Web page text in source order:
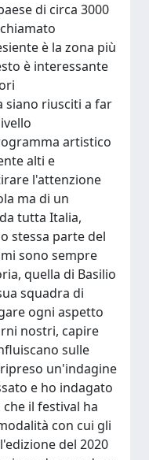
di circa 3000
è la zona più
è interessante
siano riusciti a far
artistico
alti e
l'attenzione
ma di un
tutta Italia,
stessa parte del
sono sempre
quella di Basilio
squadra di
ogni aspetto
nostri, capire
sulle
un'indagine
e ho indagato
il festival ha
con cui gli
del 2020